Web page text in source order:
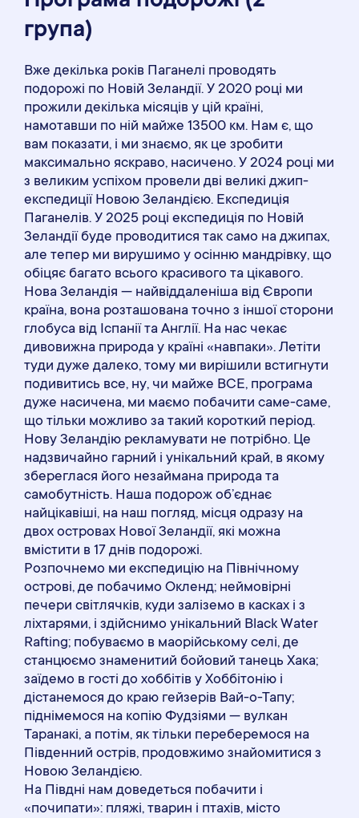
група)
Вже декілька років Паганелі проводять
подорожі по Новій Зеландії. У 2020 році ми
прожили декілька місяців у цій країні,
намотавши по ній майже 13500 км. Нам є, що
вам показати, і ми знаємо, як це зробити
максимально яскраво, насичено. У 2024 році ми
з великим успіхом провели дві великі джип-
експедиції Новою Зеландією. Експедиція
Паганелів. У 2025 році експедиція по Новій
Зеландії буде проводитися так само на джипах,
але тепер ми вирушимо у осінню мандрівку, що
обіцяє багато всього красивого та цікавого.
Нова Зеландія — найвіддаленіша від Європи
країна, вона розташована точно з іншої сторони
глобуса від Іспанії та Англії. На нас чекає
дивовижна природа у країні «навпаки». Летіти
туди дуже далеко, тому ми вирішили встигнути
подивитись все, ну, чи майже ВСЕ, програма
дуже насичена, ми маємо побачити саме-саме,
що тільки можливо за такий короткий період.
Нову Зеландію рекламувати не потрібно. Це
надзвичайно гарний і унікальний край, в якому
збереглася його незаймана природа та
самобутність. Наша подорож об’єднає
найцікавіші, на наш погляд, місця одразу на
двох островах Нової Зеландії, які можна
вмістити в 17 днів подорожі.
Розпочнемо ми експедицію на Північному
острові, де побачимо Окленд; неймовірні
печери світлячків, куди заліземо в касках і з
ліхтарями, і здійснимо унікальний Black Water
Rafting; побуваємо в маорійському селі, де
станцюємо знаменитий бойовий танець Хака;
заїдемо в гості до хоббітів у Хоббітонію і
дістанемося до краю гейзерів Вай-о-Тапу;
піднімемося на копію Фудзіями — вулкан
Таранакі, а потім, як тільки переберемося на
Південний острів, продовжимо знайомитися з
Новою Зеландією.
На Півдні нам доведеться побачити і
«почипати»: пляжі, тварин і птахів, місто